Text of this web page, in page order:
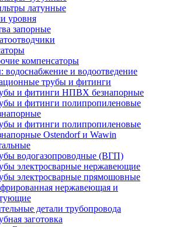
латунные
уровня
запорные
компенсаторы
водоснабжение и водоотведение
трубы и фитинги
и фитинги НПВХ безнапорные
и фитинги полипропиленовые
и фитинги полипропиленовые
Ostendorf и Wawin
водогазопроводные (ВГП)
электросварные нержавеющие
электросварные прямошовные
нержавеющая и
детали трубопровода
заготовка